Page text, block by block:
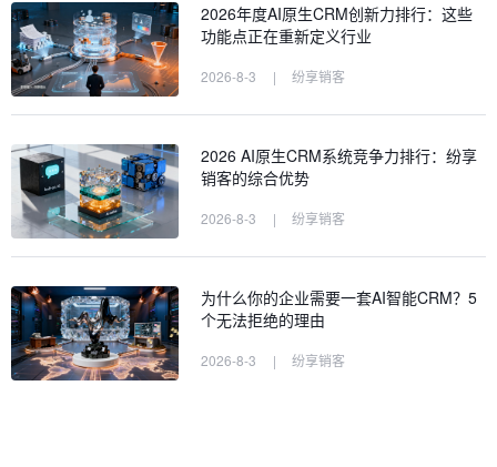
2026年度AI原生CRM创新力排行：这些
功能点正在重新定义行业
2026-8-3 | 纷享销客
2026 AI原生CRM系统竞争力排行：纷享
销客的综合优势
2026-8-3 | 纷享销客
为什么你的企业需要一套AI智能CRM？5
个无法拒绝的理由
2026-8-3 | 纷享销客